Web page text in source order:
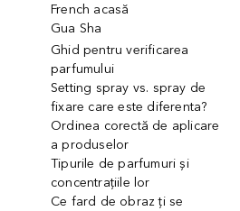
French acasă
Gua Sha
Ghid pentru verificarea
parfumului
Setting spray vs. spray de
fixare care este diferenta?
Ordinea corectă de aplicare
a produselor
Tipurile de parfumuri și
concentrațiile lor
Ce fard de obraz ți se